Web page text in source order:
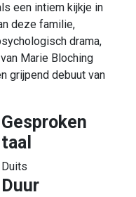
een intiem kijkje in
deze familie,
drama,
Marie Bloching
grijpend debuut van
Gesproken
taal
Duits
Duur